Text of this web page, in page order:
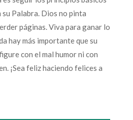
Palabra. Dios no pinta
páginas. Viva para ganar lo
hay más importante que su
con el mal humor ni con
¡Sea feliz haciendo felices a